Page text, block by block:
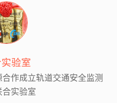
验室
作成立轨道交通安全监测
合实验室